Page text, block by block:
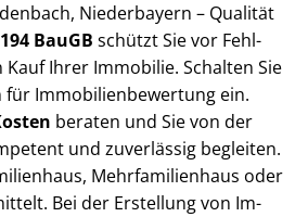
Niederbayern – Qualität
BauGB schützt Sie vor Fehl­
Ihrer Immobilie. Schalten Sie
für Im­mo­bi­li­en­be­wer­tung ein.
beraten und Sie von der
und zuverlässig begleiten.
Mehr­fa­mi­li­en­haus oder
Bei der Erstellung von Im­